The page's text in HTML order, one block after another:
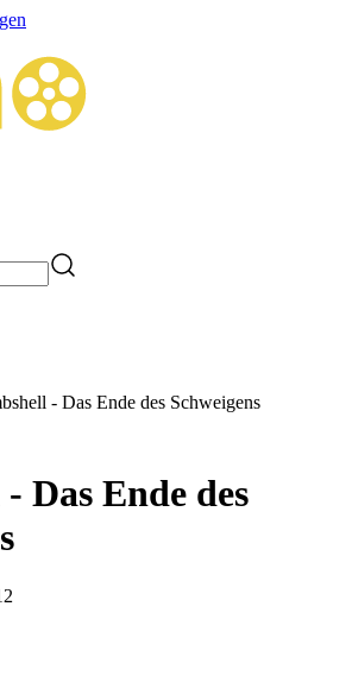
Das Ende des